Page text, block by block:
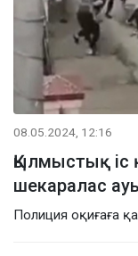
08.05.2024, 12:16
Қылмыстық іс
шекаралас
Полиция оқиғаға